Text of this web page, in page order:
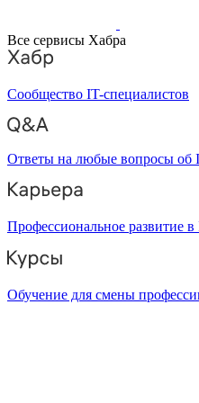
Все сервисы Хабра
Сообщество IT-специалистов
Ответы на любые вопросы об
Профессиональное развитие в
Обучение для смены